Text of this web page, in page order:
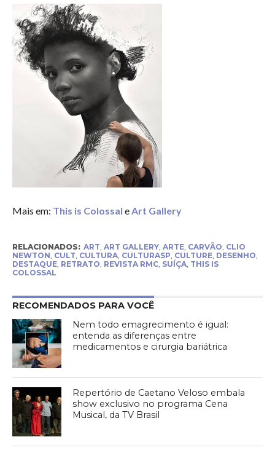
Mais em: This is Colossal eArt Gallery
RELACIONADOS: ART, ART GALLERY, ARTE, CARVÃO, CLIO
NEWTON, CULT, CULTURA, CULTURASP, CULTURE, DESENHO,
DESTAQUE, RETRATO, REVISTA RMC, SUÍÇA, THIS IS
COLOSSAL
RECOMENDADOS PARA VOCÊ
Nem todo emagrecimento é igual:
entenda as diferenças entre
medicamentos e cirurgia bariátrica
Repertório de Caetano Veloso embala
show exclusivo no programa Cena
Musical, da TV Brasil